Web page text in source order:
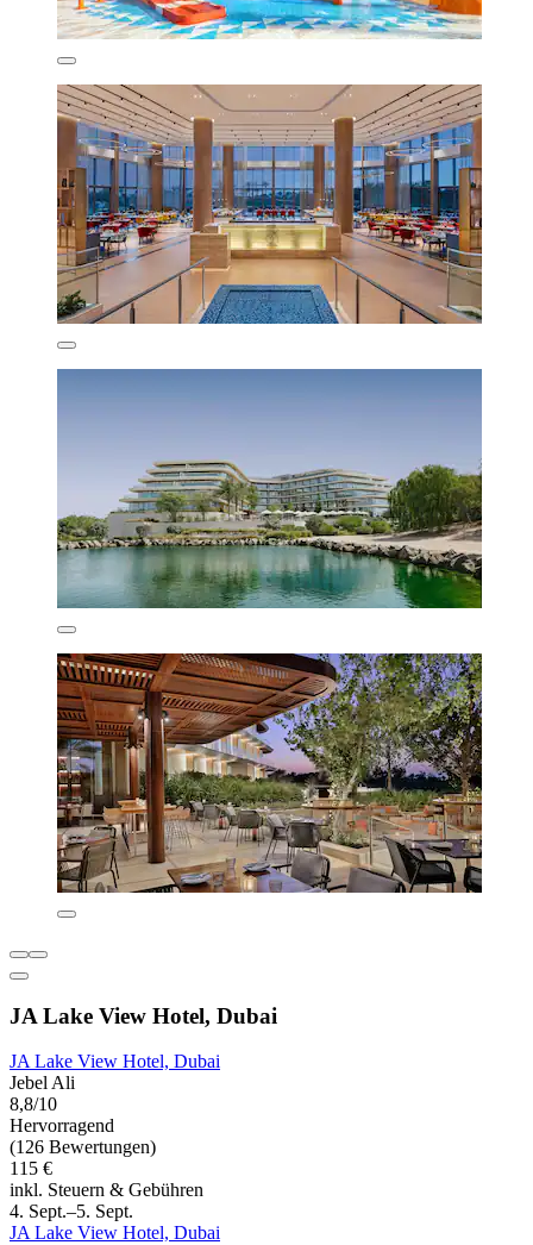
JA Lake View Hotel, Dubai
JA Lake View Hotel, Dubai
Jebel Ali
8,8/10
Hervorragend
(126 Bewertungen)
115 €
inkl. Steuern & Gebühren
4. Sept.–5. Sept.
JA Lake View Hotel, Dubai